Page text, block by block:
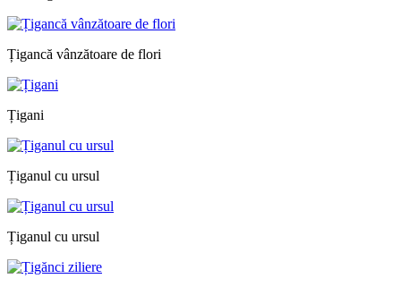
Țigancă vânzătoare de flori
Țigani
Țiganul cu ursul
Țiganul cu ursul